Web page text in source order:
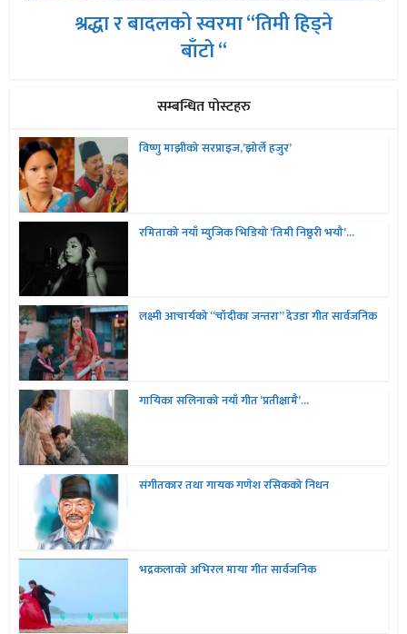
श्रद्धा र बादलको स्वरमा “तिमी हिड्ने
बाँटो “
सम्बन्धित पोस्टहरु
विष्णु माझीको सरप्राइज,’झोर्ले हजुर’
रमिताको नयाँ म्युजिक भिडियो ‘तिमी निष्ठुरी भयौ’...
लक्ष्मी आचार्यको “चॉदीका जन्तरा” देउडा गीत सार्वजनिक
गायिका सलिनाको नयाँ गीत ‘प्रतीक्षामै’...
संगीतकार तथा गायक गणेश रसिकको निधन
भद्रकलाको अभिरल माया गीत सार्वजनिक